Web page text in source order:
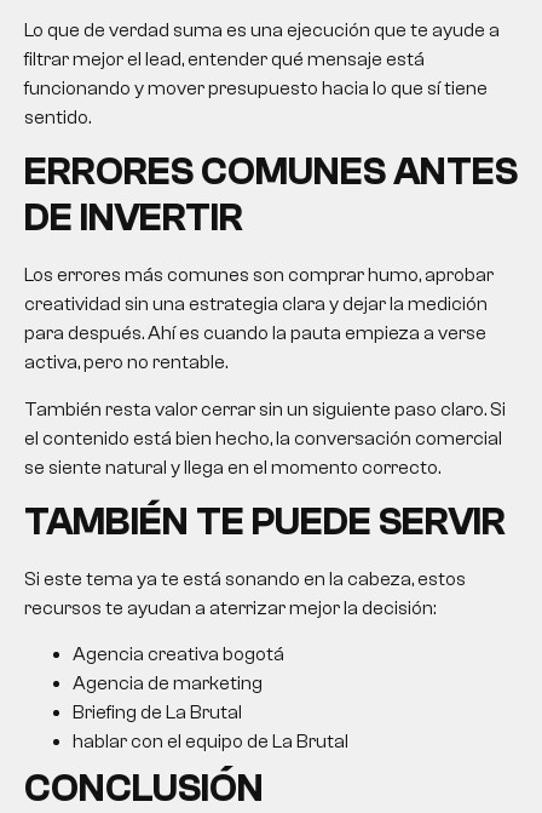
Lo que de verdad suma es una ejecución que te ayude a
filtrar mejor el lead, entender qué mensaje está
funcionando y mover presupuesto hacia lo que sí tiene
sentido.
ERRORES COMUNES ANTES
DE INVERTIR
Los errores más comunes son comprar humo, aprobar
creatividad sin una estrategia clara y dejar la medición
para después. Ahí es cuando la pauta empieza a verse
activa, pero no rentable.
También resta valor cerrar sin un siguiente paso claro. Si
el contenido está bien hecho, la conversación comercial
se siente natural y llega en el momento correcto.
TAMBIÉN TE PUEDE SERVIR
Si este tema ya te está sonando en la cabeza, estos
recursos te ayudan a aterrizar mejor la decisión:
Agencia creativa bogotá
Agencia de marketing
Briefing de La Brutal
hablar con el equipo de La Brutal
CONCLUSIÓN